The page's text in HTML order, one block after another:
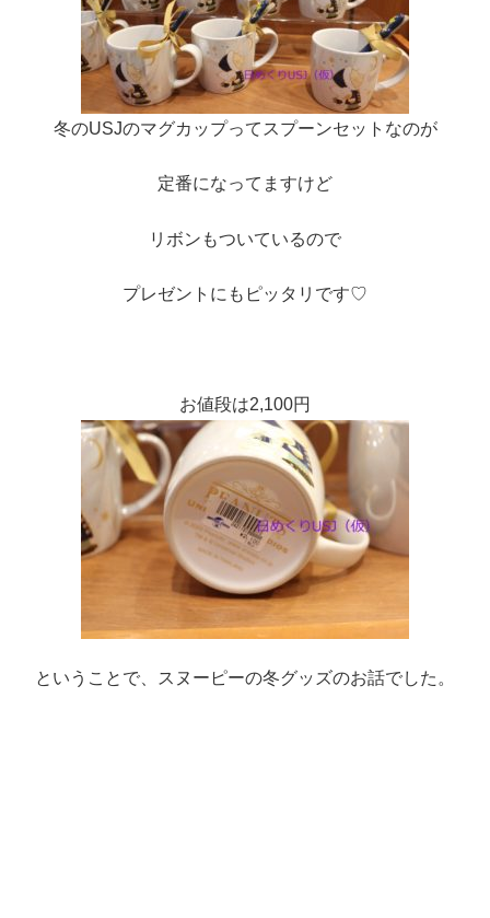
冬のUSJのマグカップってスプーンセットなのが
定番になってますけど
リボンもついているので
プレゼントにもピッタリです♡
お値段は2,100円
ということで、スヌーピーの冬グッズのお話でした。